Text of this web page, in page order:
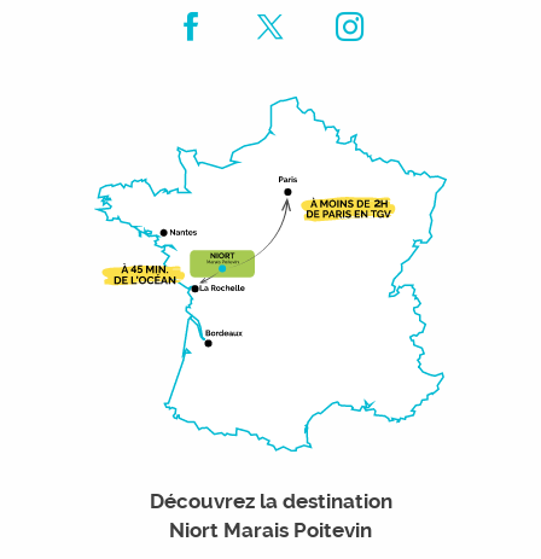
Découvrez la destination
Niort Marais Poitevin